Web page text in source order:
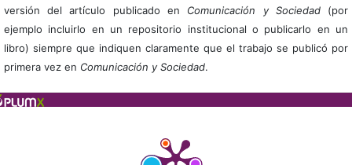
versión del artículo publicado en Comunicación y Sociedad(por
ejemplo incluirlo en un repositorio institucional o publicarlo en un
libro) siempre que indiquen claramente que el trabajo se publicó por
primera vez en Comunicación y Sociedad.